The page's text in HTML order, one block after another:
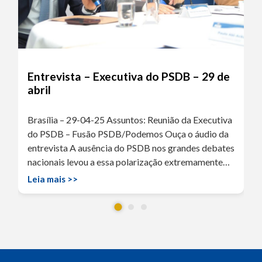
Entrevista – Executiva do PSDB – 29 de
abril
Brasília – 29-04-25 Assuntos: Reunião da Executiva
do PSDB – Fusão PSDB/Podemos Ouça o áudio da
entrevista A ausência do PSDB nos grandes debates
nacionais levou a essa polarização extremamente…
Leia mais >>